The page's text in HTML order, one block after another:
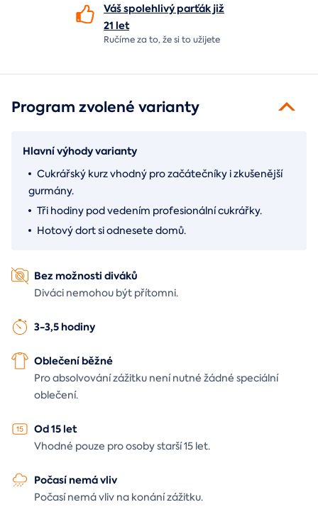
Váš spolehlivý parťák již
21 let
Ručíme za to,že si to užijete
Program zvolené varianty
Hlavní výhody varianty
Cukrářský kurz vhodný pro začátečníky i zkušenější
gurmány.
Tři hodiny pod vedením profesionální cukrářky.
Hotový dort si odnesete domů.
Bez možnosti diváků
Diváci nemohou být přítomni.
3-3,5 hodiny
Oblečení běžné
Pro absolvování zážitku není nutné žádné speciální
oblečení.
Od 15 let
Vhodné pouze pro osoby starší 15 let.
Počasí nemá vliv
Počasí nemá vliv na konání zážitku.